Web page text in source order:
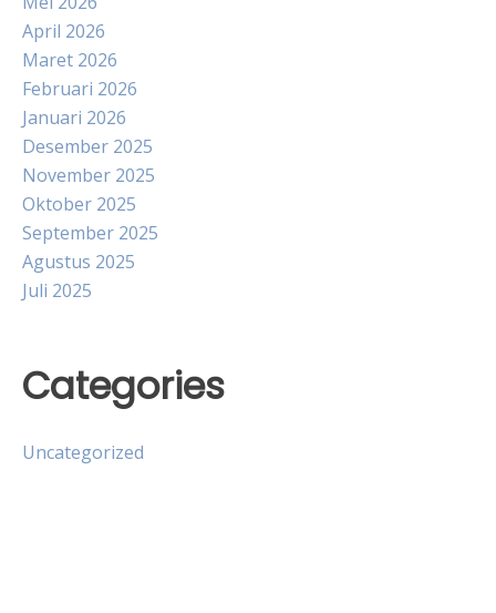
April 2026
Maret 2026
Februari 2026
Januari 2026
Desember 2025
November 2025
Oktober 2025
September 2025
Agustus 2025
Juli 2025
Categories
Uncategorized